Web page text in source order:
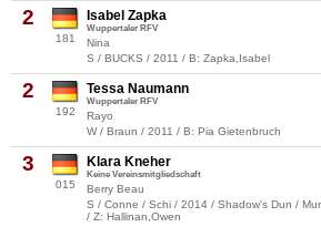
2
181
Isabel Zapka
Wuppertaler RFV
Nina
S / BUCKS / 2011 / B: Zapka,Isabel
2
192
Tessa Naumann
Wuppertaler RFV
Rayo
W / Braun / 2011 / B: Pia Gietenbruch
3
015
Klara Kneher
Keine Vereinsmitgliedschaft
Berry Beau
S / Conne / Schi / 2014 / Shadow's Dun /
/ Z: Hallinan,Owen